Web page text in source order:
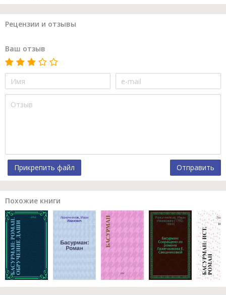
Рецензии и отзывы
Ваш отзыв
Прикрепить файл Отправить
Похожие книги